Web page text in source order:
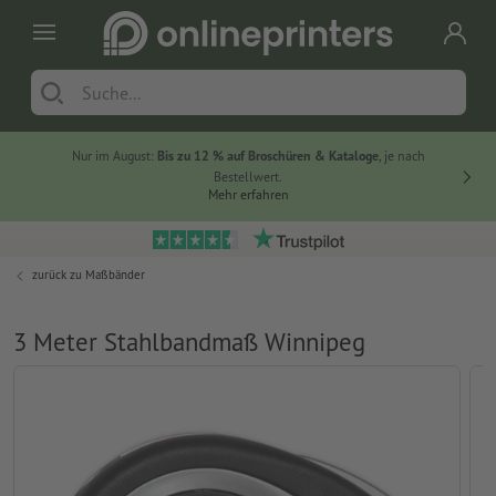
Nur im August: Bis zu 12 % auf Broschüren & Kataloge, je nach
Bestellwert.
Mehr erfahren
zurück zu Maßbänder
3 Meter Stahlbandmaß Winnipeg